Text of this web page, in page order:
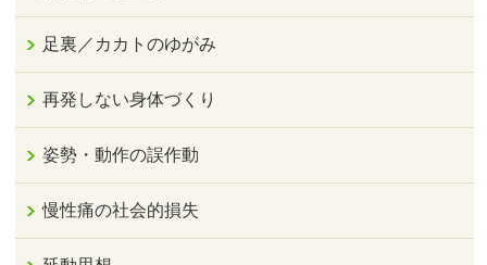
足裏／カカトのゆがみ
再発しない身体づくり
姿勢・動作の誤作動
慢性痛の社会的損失